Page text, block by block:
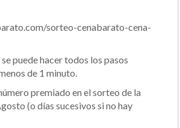
sorteo-cenabarato-cena-
se puede hacer todos los pasos
de 1 minuto.
premiado en el sorteo de la
(o días sucesivos si no hay